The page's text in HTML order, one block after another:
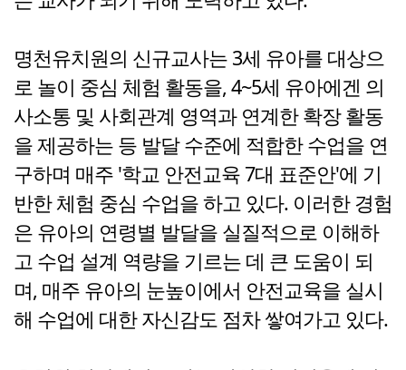
명천유치원의 신규교사는 3세 유아를 대상으
로 놀이 중심 체험 활동을, 4~5세 유아에겐 의
사소통 및 사회관계 영역과 연계한 확장 활동
을 제공하는 등 발달 수준에 적합한 수업을 연
구하며 매주 '학교 안전교육 7대 표준안'에 기
반한 체험 중심 수업을 하고 있다. 이러한 경험
은 유아의 연령별 발달을 실질적으로 이해하
고 수업 설계 역량을 기르는 데 큰 도움이 되
며, 매주 유아의 눈높이에서 안전교육을 실시
해 수업에 대한 자신감도 점차 쌓여가고 있다.